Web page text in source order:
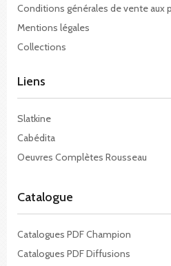
Conditions générales de vente aux
Mentions légales
Collections
Liens
Slatkine
Cabédita
Oeuvres Complètes Rousseau
Catalogue
Catalogues PDF Champion
Catalogues PDF Diffusions